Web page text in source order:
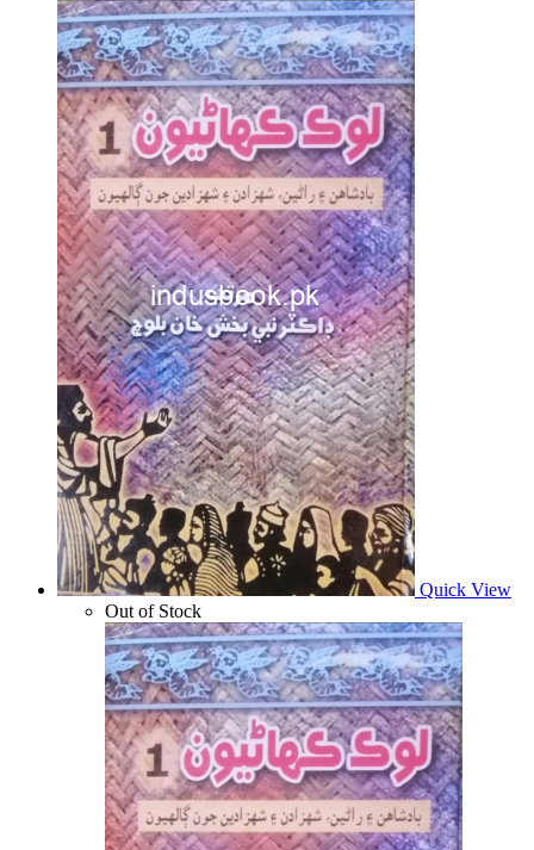
Quick View
Out of Stock